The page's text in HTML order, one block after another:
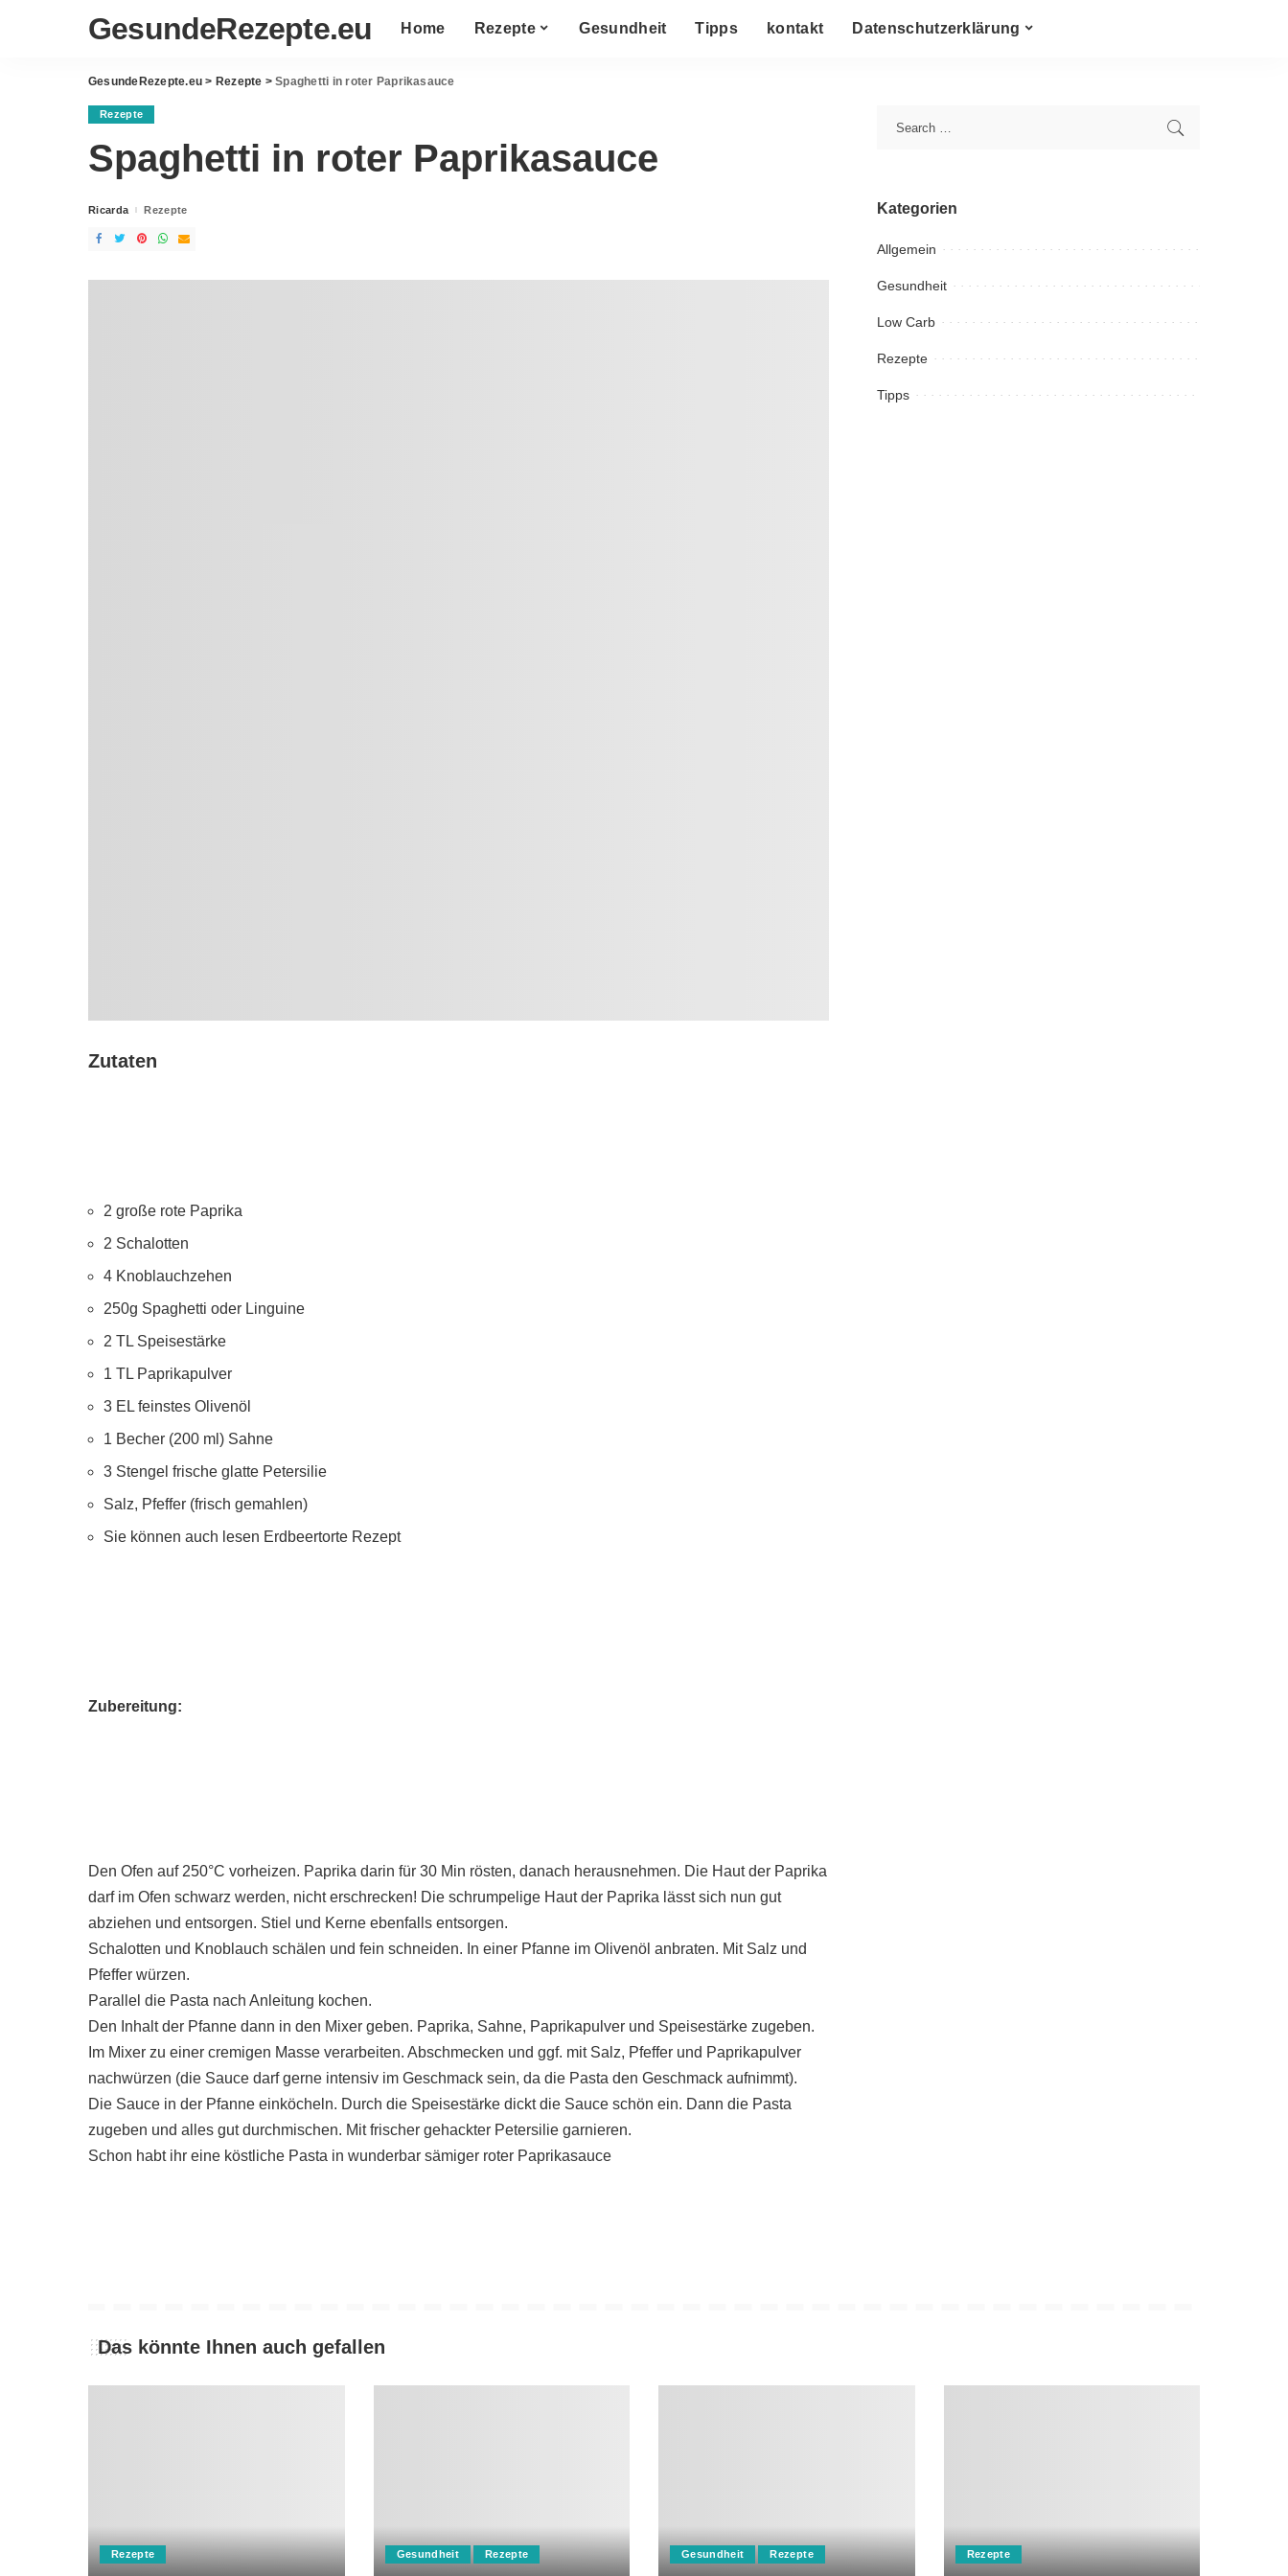
GesundeRezepte.eu Home Rezepte Gesundheit Tipps kontakt Datenschutzerklärung
GesundeRezepte.eu > Rezepte >Spaghetti in roter Paprikasauce
Rezepte
Spaghetti in roter Paprikasauce
Posted
Ricarda Rezepte
Zutaten
2 große rote Paprika
2 Schalotten
4 Knoblauchzehen
250g Spaghetti oder Linguine
2 TL Speisestärke
1 TL Paprikapulver
3 EL feinstes Olivenöl
1 Becher (200 ml) Sahne
3 Stengel frische glatte Petersilie
Salz, Pfeffer (frisch gemahlen)
Sie können auch lesen Erdbeertorte Rezept
Zubereitung:
Den Ofen auf 250°C vorheizen. Paprika darin für 30 Min rösten, danach herausnehmen. Die Haut der Paprika
darf im Ofen schwarz werden, nicht erschrecken! Die schrumpelige Haut der Paprika lässt sich nun gut
abziehen und entsorgen. Stiel und Kerne ebenfalls entsorgen.
Schalotten und Knoblauch schälen und fein schneiden. In einer Pfanne im Olivenöl anbraten. Mit Salz und
Pfeffer würzen.
Parallel die Pasta nach Anleitung kochen.
Den Inhalt der Pfanne dann in den Mixer geben. Paprika, Sahne, Paprikapulver und Speisestärke zugeben.
Im Mixer zu einer cremigen Masse verarbeiten. Abschmecken und ggf. mit Salz, Pfeffer und Paprikapulver
nachwürzen (die Sauce darf gerne intensiv im Geschmack sein, da die Pasta den Geschmack aufnimmt).
Die Sauce in der Pfanne einköcheln. Durch die Speisestärke dickt die Sauce schön ein. Dann die Pasta
zugeben und alles gut durchmischen. Mit frischer gehackter Petersilie garnieren.
Schon habt ihr eine köstliche Pasta in wunderbar sämiger roter Paprikasauce
Kategorien
Allgemein
Gesundheit
Low Carb
Rezepte
Tipps
Das könnte Ihnen auch gefallen
Rezepte Gesundheit Rezepte Gesundheit Rezepte Rezepte